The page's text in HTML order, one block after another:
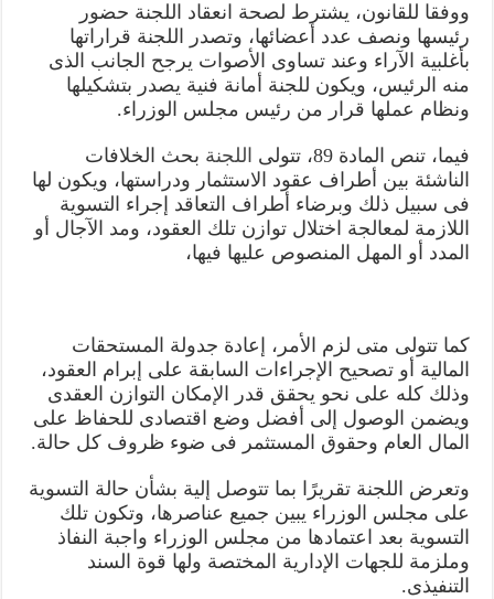
ووفقا للقانون، يشترط لصحة انعقاد اللجنة حضور
رئيسها ونصف عدد أعضائها، وتصدر اللجنة قراراتها
بأغلبية الآراء وعند تساوى الأصوات يرجح الجانب الذى
منه الرئيس، ويكون للجنة أمانة فنية يصدر بتشكيلها
ونظام عملها قرار من رئيس مجلس الوزراء.
فيما، تنص المادة 89، تتولى اللجنة بحث الخلافات
الناشئة بين أطراف عقود الاستثمار ودراستها، ويكون لها
فى سبيل ذلك وبرضاء أطراف التعاقد إجراء التسوية
اللازمة لمعالجة اختلال توازن تلك العقود، ومد الآجال أو
المدد أو المهل المنصوص عليها فيها،
كما تتولى متى لزم الأمر، إعادة جدولة المستحقات
المالية أو تصحيح الإجراءات السابقة على إبرام العقود،
وذلك كله على نحو يحقق قدر الإمكان التوازن العقدى
ويضمن الوصول إلى أفضل وضع اقتصادى للحفاظ على
المال العام وحقوق المستثمر فى ضوء ظروف كل حالة.
وتعرض اللجنة تقريرًا بما تتوصل إلية بشأن حالة التسوية
على مجلس الوزراء يبين جميع عناصرها، وتكون تلك
التسوية بعد اعتمادها من مجلس الوزراء واجبة النفاذ
وملزمة للجهات الإدارية المختصة ولها قوة السند
التنفيذى.